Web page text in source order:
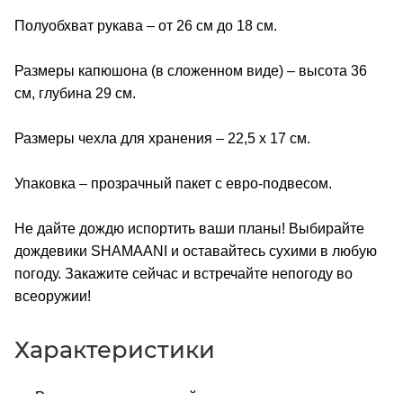
Полуобхват рукава – от 26 см до 18 см.
Размеры капюшона (в сложенном виде) – высота 36
см, глубина 29 см.
Размеры чехла для хранения – 22,5 x 17 см.
Упаковка – прозрачный пакет с евро-подвесом.
Не дайте дождю испортить ваши планы! Выбирайте
дождевики SHAMAANI и оставайтесь сухими в любую
погоду. Закажите сейчас и встречайте непогоду во
всеоружии!
Характеристики